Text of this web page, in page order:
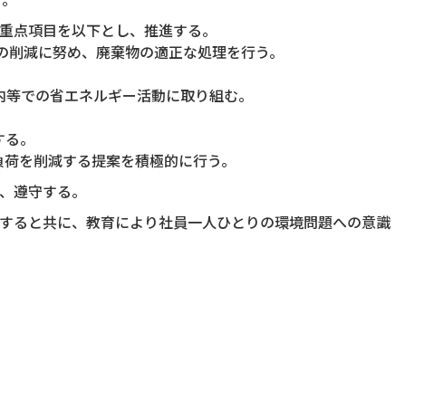
項目を以下とし、推進する。
減に努め、廃棄物の適正な処理を行う。
での省エネルギー活動に取り組む。
。
を削減する提案を積極的に行う。
遵守する。
ると共に、教育により社員一人ひとりの環境問題への意識